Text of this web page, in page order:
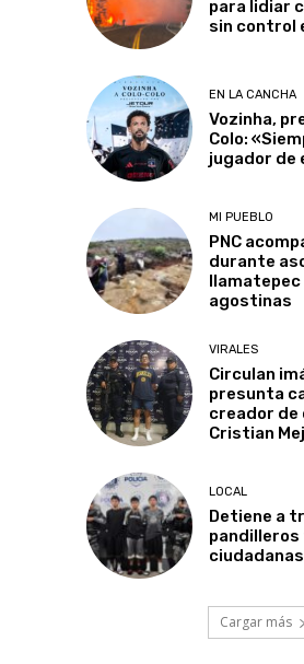
para lidiar
sin control
EN LA CANCHA
Vozinha,
Colo:
jugador de
MI PUEBLO
PNC
durante
Ilamatepec
agostinas
VIRALES
Circulan
presunta
creador de
Cristian
LOCAL
Detiene a
ciudadanas
Cargar más